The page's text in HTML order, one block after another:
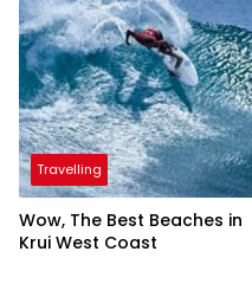
Travelling
Wow, The Best Beaches in
Krui West Coast